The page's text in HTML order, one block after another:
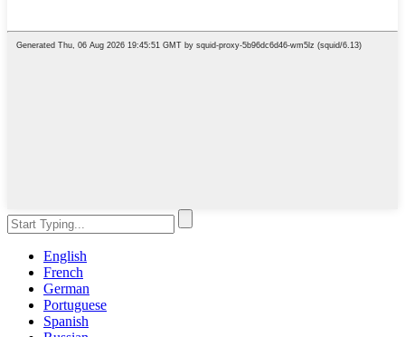
English
French
German
Portuguese
Spanish